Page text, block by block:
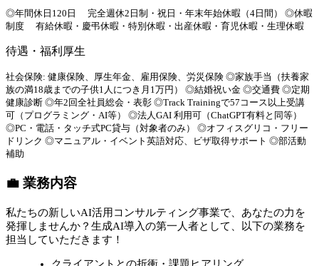
◎年間休日120日 完全週休2日制・祝日・年末年始休暇（4日間） ◎休暇
制度 有給休暇・慶弔休暇・特別休暇・出産休暇・育児休暇・生理休暇
待遇・福利厚生
社会保険: 健康保険、厚生年金、雇用保険、労災保険 ◎家族手当（扶養家
族の満18歳までの子供1人につき月1万円） ◎結婚祝い金 ◎交通費 ◎定期
健康診断 ◎年2回全社員総会・表彰 ◎Track Trainingで57コース以上受講
可（プログラミング・AI等） ◎法人GAI 利用可（ChatGPT有料と同等）
◎PC・電話・タッチ式PC貸与（対象者のみ） ◎オフィスグリコ・フリー
ドリンク ◎マニュアル・イベント英語対応、ビザ取得サポート ◎部活動
補助
💼 業務内容
私たちの新しいAI活用コンサルティング事業で、あなたの力を
発揮しませんか？生成AI導入の第一人者として、以下の業務を
担当していただきます！
クライアントとの折衝・課題ヒアリング